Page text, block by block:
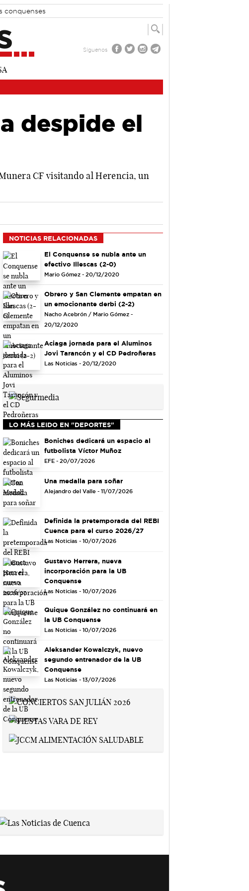
conquenses
Síguenos
despide el
CF visitando al Herencia, un
NOTICIAS RELACIONADAS
El Conquense se nubla ante un
efectivo Illescas (2-0)
Mario Gómez - 20/12/2020
Obrero y San Clemente empatan en
un emocionante derbi (2-2)
Nacho Acebrón / Mario Gómez -
20/12/2020
Aciaga jornada para el Aluminos
Jovi Tarancón y el CD Pedroñeras
Las Noticias - 20/12/2020
LO MÁS LEIDO EN "DEPORTES"
Boniches dedicará un espacio al
futbolista Víctor Muñoz
EFE - 20/07/2026
Una medalla para soñar
Alejandro del Valle - 11/07/2026
Definida la pretemporada del REBI
Cuenca para el curso 2026/27
Las Noticias - 10/07/2026
Gustavo Herrera, nueva
incorporación para la UB
Conquense
Las Noticias - 10/07/2026
Quique González no continuará en
la UB Conquense
Las Noticias - 10/07/2026
Aleksander Kowalczyk, nuevo
segundo entrenador de la UB
Conquense
Las Noticias - 13/07/2026